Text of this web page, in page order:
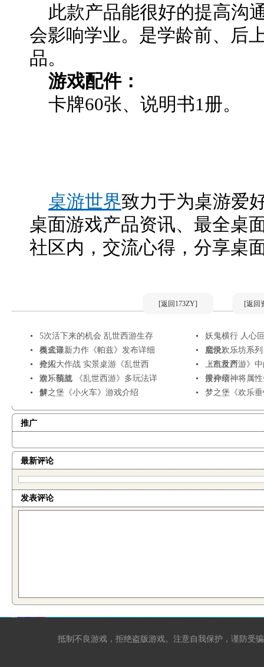
此款产品能很好的提高沟
会影响学业。是学龄前、后
品。
游戏配件：
卡牌60张、说明书1册。
桌游世界致力于为桌游爱
桌面游戏产品资讯、最全桌
社区内，交流心得，分享桌
[返回173ZY] [返回
5次活下来的机会 乱世西游生存
模式详...
妖鬼横行 人心
魔录》...
奥金最新力作《帕兹》发布详细
介绍
启悦欢乐坊系
上市及产...
抢人大作战 实景桌游《乱世西
游》预览
《乱世西游》
景介绍
欢乐萌战 《乱世西游》多玩法详
解
搜神录神将属
梦之堡《小火车》游戏介绍
梦之堡《欢乐
推广
最新评论
发表评论
抵制不良游戏，拒绝盗版游戏。注意自我保护，谨防受